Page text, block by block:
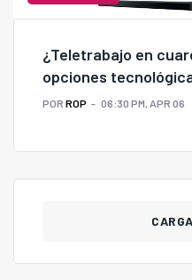
¿Teletrabajo en
opciones
POR ROP 06:30 PM, APR 06